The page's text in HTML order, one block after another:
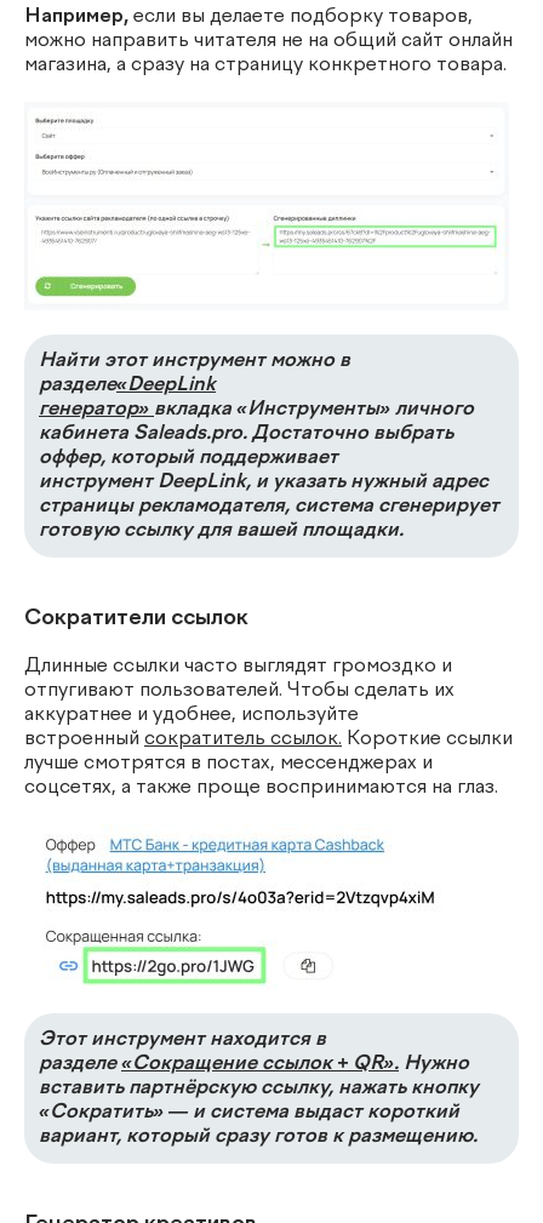
Например, если вы делаете подборку товаров,
можно направить читателя не на общий сайт онлайн
магазина, а сразу на страницу конкретного товара.
Найти этот инструмент можно в
разделе«DeepLink
генератор» вкладка «Инструменты» личного
кабинета Saleads.pro. Достаточно выбрать
оффер, который поддерживает
инструментDeepLink, и указать нужный адрес
страницы рекламодателя, система сгенерирует
готовую ссылку для вашей площадки.
Сократители ссылок
Длинные ссылки часто выглядят громоздко и
отпугивают пользователей. Чтобы сделать их
аккуратнее и удобнее, используйте
встроенный сократитель ссылок. Короткие ссылки
лучше смотрятся в постах, мессенджерах и
соцсетях, а также проще воспринимаются на глаз.
Этот инструмент находится в
разделе«Сокращение ссылок + QR». Нужно
вставить партнёрскую ссылку, нажать кнопку
«Сократить» — и система выдаст короткий
вариант, который сразу готов к размещению.